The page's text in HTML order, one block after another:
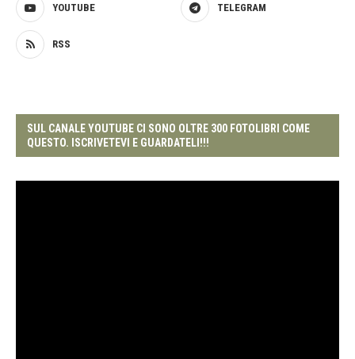
YOUTUBE TELEGRAM
RSS
SUL CANALE YOUTUBE CI SONO OLTRE 300 FOTOLIBRI COME
QUESTO. ISCRIVETEVI E GUARDATELI!!!